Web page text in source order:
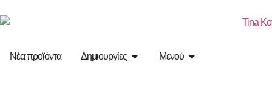
Νέα προϊόντα Δημιουργίες Μενού